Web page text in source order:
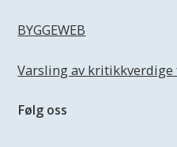
BYGGEWEB
Varsling av
Følg oss